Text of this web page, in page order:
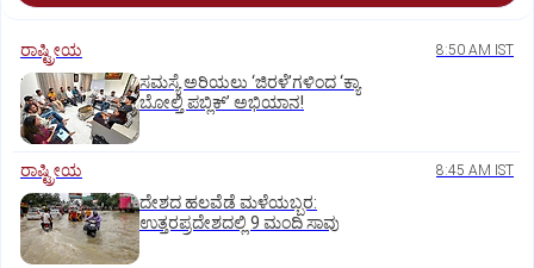
ರಾಷ್ಟ್ರೀಯ 8:50 AM IST
ಸಮಸ್ಯೆ ಅರಿಯಲು ‘ಜಿರಳೆ’ಗಳಿಂದ ‘ಕ್ಯಾ
ಬೋಲ್ತಿ ಪಬ್ಲಿಕ್‌’ ಅಭಿಯಾನ!
ರಾಷ್ಟ್ರೀಯ 8:45 AM IST
ದೇಶದ ಹಲವೆಡೆ ಮಳೆಯಬ್ಬರ:
ಉತ್ತರಪ್ರದೇಶದಲ್ಲಿ 9 ಮಂದಿ ಸಾವು